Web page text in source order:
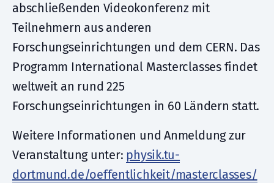
abschließenden Videokonferenz mit
Teilnehmern aus anderen
Forschungseinrichtungen und dem CERN. Das
Programm International Masterclasses findet
weltweit an rund 225
Forschungseinrichtungen in 60 Ländern statt.
Weitere Informationen und Anmeldung zur
Veranstaltung unter: physik.tu-
dortmund.de/oeffentlichkeit/masterclasses/